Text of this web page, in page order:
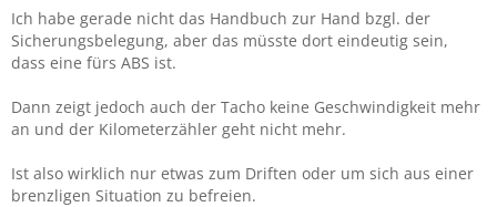
Ich habe gerade nicht das Handbuch zur Hand bzgl. der
Sicherungsbelegung, aber das müsste dort eindeutig sein,
dass eine fürs ABS ist.
Dann zeigt jedoch auch der Tacho keine Geschwindigkeit mehr
an und der Kilometerzähler geht nicht mehr.
Ist also wirklich nur etwas zum Driften oder um sich aus einer
brenzligen Situation zu befreien.